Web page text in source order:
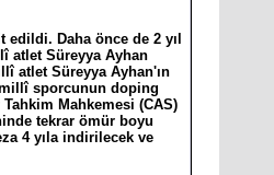
Daha önce de 2 yıl
atlet Süreyya Ayhan
atlet Süreyya Ayhan'ın
millî sporcunun doping
Mahkemesi (CAS)
tekrar ömür boyu
4 yıla indirilecek ve